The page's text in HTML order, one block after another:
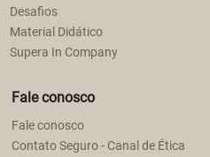
Desafios
Material Didático
Supera In Company
Fale conosco
Fale conosco
Contato Seguro - Canal de Ética